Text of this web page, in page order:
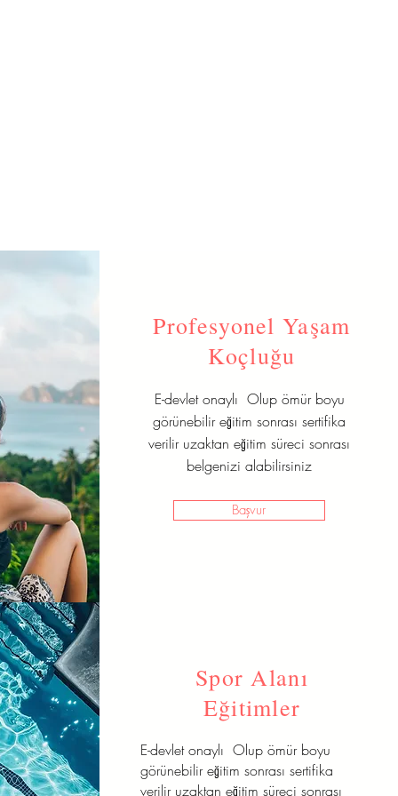
Profesyonel Yaşam
Koçluğu
E-devlet onaylı Olup ömür boyu
görünebilir eğitim sonrası sertifika
verilir uzaktan eğitim süreci sonrası
belgenizi alabilirsiniz
Başvur
Spor Alanı
Eğitimler
E-devlet onaylı Olup ömür boyu
görünebilir eğitim sonrası sertifika
verilir uzaktan eğitim süreci sonrası